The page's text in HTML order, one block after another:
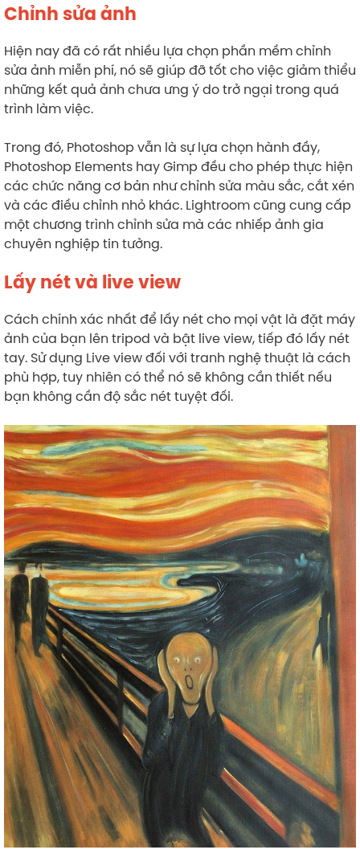
Chỉnh sửa ảnh
Hiện nay đã có rất nhiều lựa chọn phần mềm chỉnh
sửa ảnh miễn phí, nó sẽ giúp đỡ tốt cho việc giảm thiểu
những kết quả ảnh chưa ưng ý do trở ngại trong quá
trình làm việc.
Trong đó, Photoshop vẫn là sự lựa chọn hành đầy,
Photoshop Elements hay Gimp đều cho phép thực hiện
các chức năng cơ bản như chỉnh sửa màu sắc, cắt xén
và các điều chỉnh nhỏ khác. Lightroom cũng cung cấp
một chương trình chỉnh sửa mà các nhiếp ảnh gia
chuyên nghiệp tin tưởng.
Lấy nét và live view
Cách chính xác nhất để lấy nét cho mọi vật là đặt máy
ảnh của bạn lên tripod và bật live view, tiếp đó lấy nét
tay. Sử dụng Live view đối với tranh nghệ thuật là cách
phù hợp, tuy nhiên có thể nó sẽ không cần thiết nếu
bạn không cần độ sắc nét tuyệt đối.